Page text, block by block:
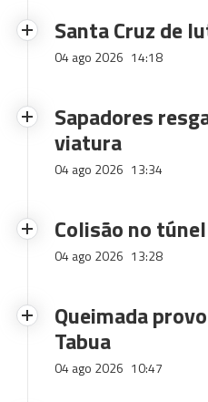
Santa Cruz de
04 ago 2026 14:18
Sapadores
viatura
04 ago 2026 13:34
Colisão no
04 ago 2026 13:28
Queimada
Tabua
04 ago 2026 10:47